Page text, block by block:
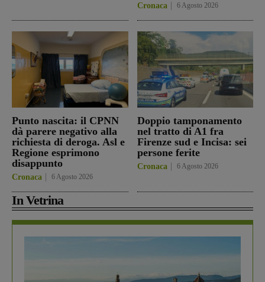
Cronaca 6 Agosto 2026
Punto nascita: il CPNN
dà parere negativo alla
richiesta di deroga. Asl e
Regione esprimono
disappunto
Cronaca 6 Agosto 2026
Doppio tamponamento
nel tratto di A1 fra
Firenze sud e Incisa: sei
persone ferite
Cronaca 6 Agosto 2026
In Vetrina